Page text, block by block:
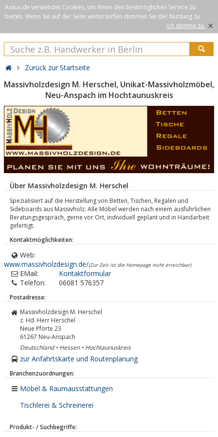
Axxus.de verwendet Cookies, um Ihnen den bestmöglichen Service zu
bieten. Wenn Sie auf der Seite weitersurfen stimmen Sie der Nutzung zu.
Ich stimme zu. ×
Zurück zur Startseite
Massivholzdesign M. Herschel, Unikat-Massivholzmöbel,
Neu-Anspach im Hochtaunuskreis
Über Massivholzdesign M. Herschel
Spezialisiert auf die Herstellung von Betten, Tischen, Regalen und
Sideboards aus Massivholz. Alle Möbel werden nach einem ausführlichen
Beratungsgespräch, gerne vor Ort, individuell geplant und in Handarbeit
gefertigt.
Kontaktmöglichkeiten:
Web:
www.massivholzdesign.de/(Zur Zeit ist die Homepage nicht erreichbar)
EMail:
Kontaktformular
Telefon:
06081 576357
Postadresse:
Massivholzdesign M. Herschel
z. Hd. Herr Herschel
Neue Pforte 23
61267 Neu-Anspach
Deutschland • Hessen • Hochtaunuskreis
zur Anfahrtskarte und Routenplanung
Branchenzuordnungen:
Möbel & Raumausstattungen
Tischlerei & Schreinerei
Produkt- / Suchbegriffe: